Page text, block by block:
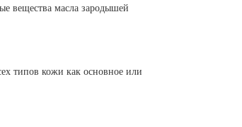
вещества масла зародышей
типов кожи как основное или